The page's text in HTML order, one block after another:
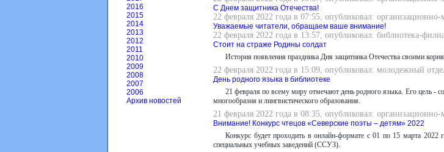
2016
2015
2014
2013
2012
2011
2010
2009
2008
2007
2006
Архив новостей
С Днем защитника Отечества!
22 февраля 2022 года в 07:55, опубликовал: организационно-
Уважаемые читатели, обращаем ваше внимание!
22 февраля 2022 года в 13:57, опубликовал: библиотека-
Стоит на страже Родины солдат
История появления праздника Дня защитника Отечества своими
22 февраля 2022 года в 15:09, опубликовал: молодежный
День родного языка в библиотеке
21 февраля по всему миру отмечают день родного языка. Его цель -
многообразия и лингвистического образования.
21 февраля 2022 года в 08:35, опубликовал: организационно-
Внимание! Конкурс чтецов «Северские поэты – детям» 2022
Конкурс будет проходить в онлайн-формате с 01 по 15 марта 2022
специальных учебных заведений (ССУЗ).